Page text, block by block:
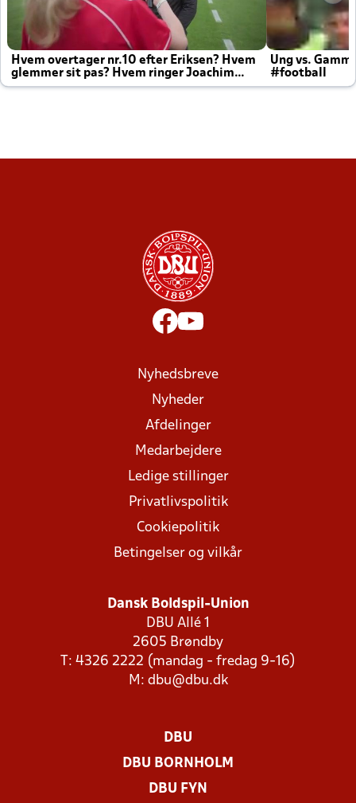
Hvem overtager nr.10 efter Eriksen? Hvem
glemmer sit pas? Hvem ringer Joachim
altid til efter kampe?
Ung vs.
#football
Nyhedsbreve
Nyheder
Afdelinger
Medarbejdere
Ledige stillinger
Privatlivspolitik
Cookiepolitik
Betingelser og vilkår
Dansk Boldspil-Union
DBU Allé 1
2605 Brøndby
T: 4326 2222 (mandag - fredag 9-16)
M: dbu@dbu.dk
DBU
DBU BORNHOLM
DBU FYN